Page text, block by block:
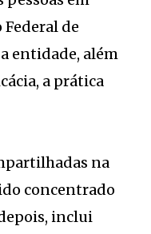
de
entidade, além
a prática
na
concentrado
inclui